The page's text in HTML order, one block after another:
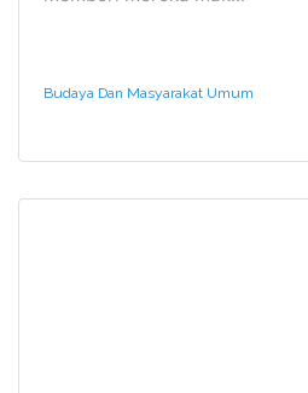
Budaya Dan Masyarakat Umum